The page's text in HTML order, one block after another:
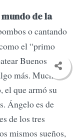
de la
o cantando
el “primo
Buenos
más. Mucho
el que armó su
Ángelo es de
de los tres
mismos sueños,